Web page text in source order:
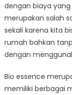
dengan biaya
merupakan salah
sekali karena kita
rumah bahkan
dengan
Bio essence
memiliki berbagai